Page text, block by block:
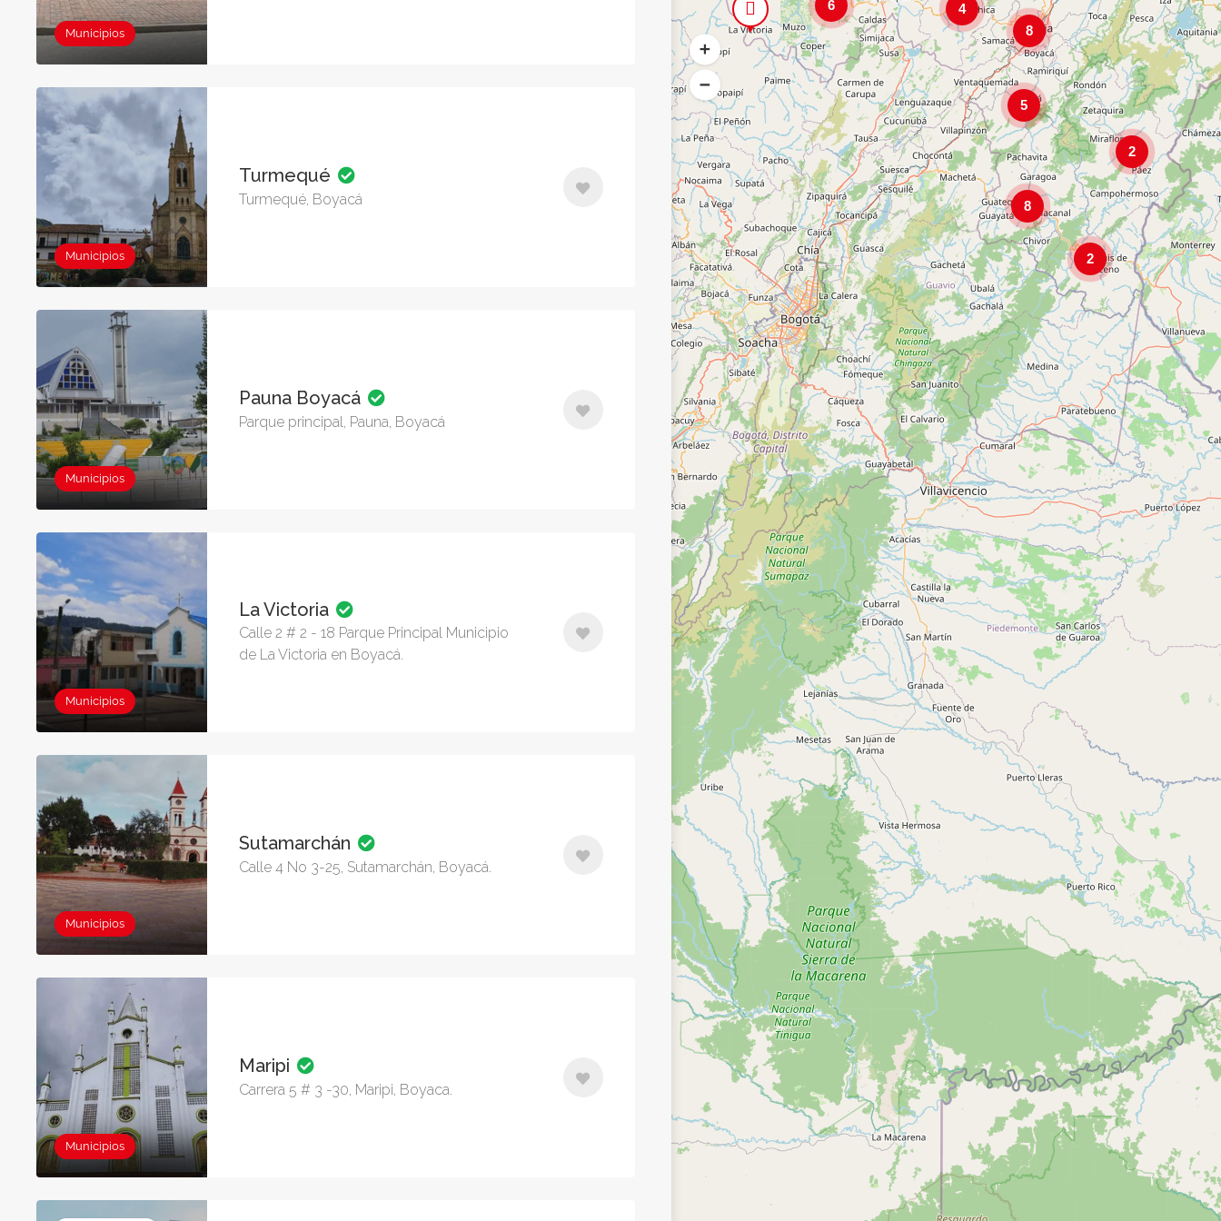
Municipios
Municipios
Turmequé
Turmequé, Boyacá
Municipios
Pauna Boyacá
Parque principal, Pauna, Boyacá
Municipios
La Victoria
Calle 2 # 2 - 18 Parque Principal Municipio
de La Victoria en Boyacá.
Municipios
Sutamarchán
Calle 4 No 3-25, Sutamarchán, Boyacá.
Municipios
Maripi
Carrera 5 # 3 -30, Maripi, Boyaca.
2
2
8
5
4
6
8